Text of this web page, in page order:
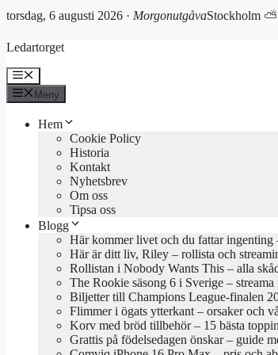
torsdag, 6 augusti 2026 · MorgonutgåvaStockholm ⛅
till
Ledartorget
Meny
Meny
Hem
Cookie Policy
Historia
Kontakt
Nyhetsbrev
Om oss
Tipsa oss
Blogg
Här kommer livet och du fattar ingenting
Här är ditt liv, Riley – rollista och
Rollistan i Nobody Wants This – alla
The Rookie säsong 6 i Sverige – streama
Biljetter till Champions League-finalen
Flimmer i ögats ytterkant – orsaker och
Korv med bröd tillbehör – 15 bästa
Grattis på födelsedagen önskar – guide